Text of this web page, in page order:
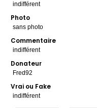
Photo
Commentaire
Donateur
Vrai ou Fake